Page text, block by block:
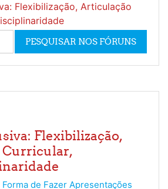
Flexibilização, Articulação
PESQUISAR NOS FÓRUNS
Flexibilização,
de Fazer Apresentações